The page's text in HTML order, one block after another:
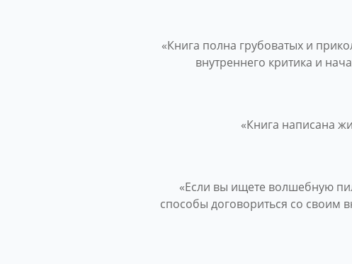
«Книга полна грубоватых и
внутреннего критика и
«Книга написана
«Если вы ищете волшебную
способы договориться со своим